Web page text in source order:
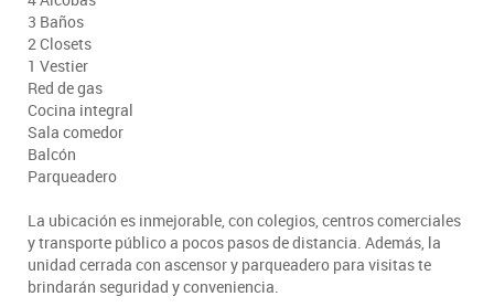
3 Baños
2 Closets
1 Vestier
Red de gas
Cocina integral
Sala comedor
Balcón
Parqueadero
La ubicación es inmejorable, con colegios, centros comerciales
y transporte público a pocos pasos de distancia. Además, la
unidad cerrada con ascensor y parqueadero para visitas te
brindarán seguridad y conveniencia.